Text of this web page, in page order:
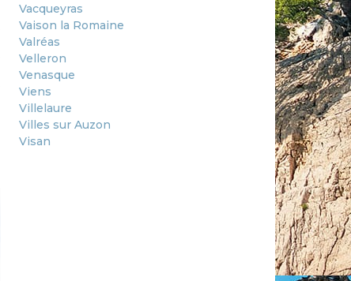
Vacqueyras
Vaison la Romaine
Valréas
Velleron
Venasque
Viens
Villelaure
Villes sur Auzon
Visan